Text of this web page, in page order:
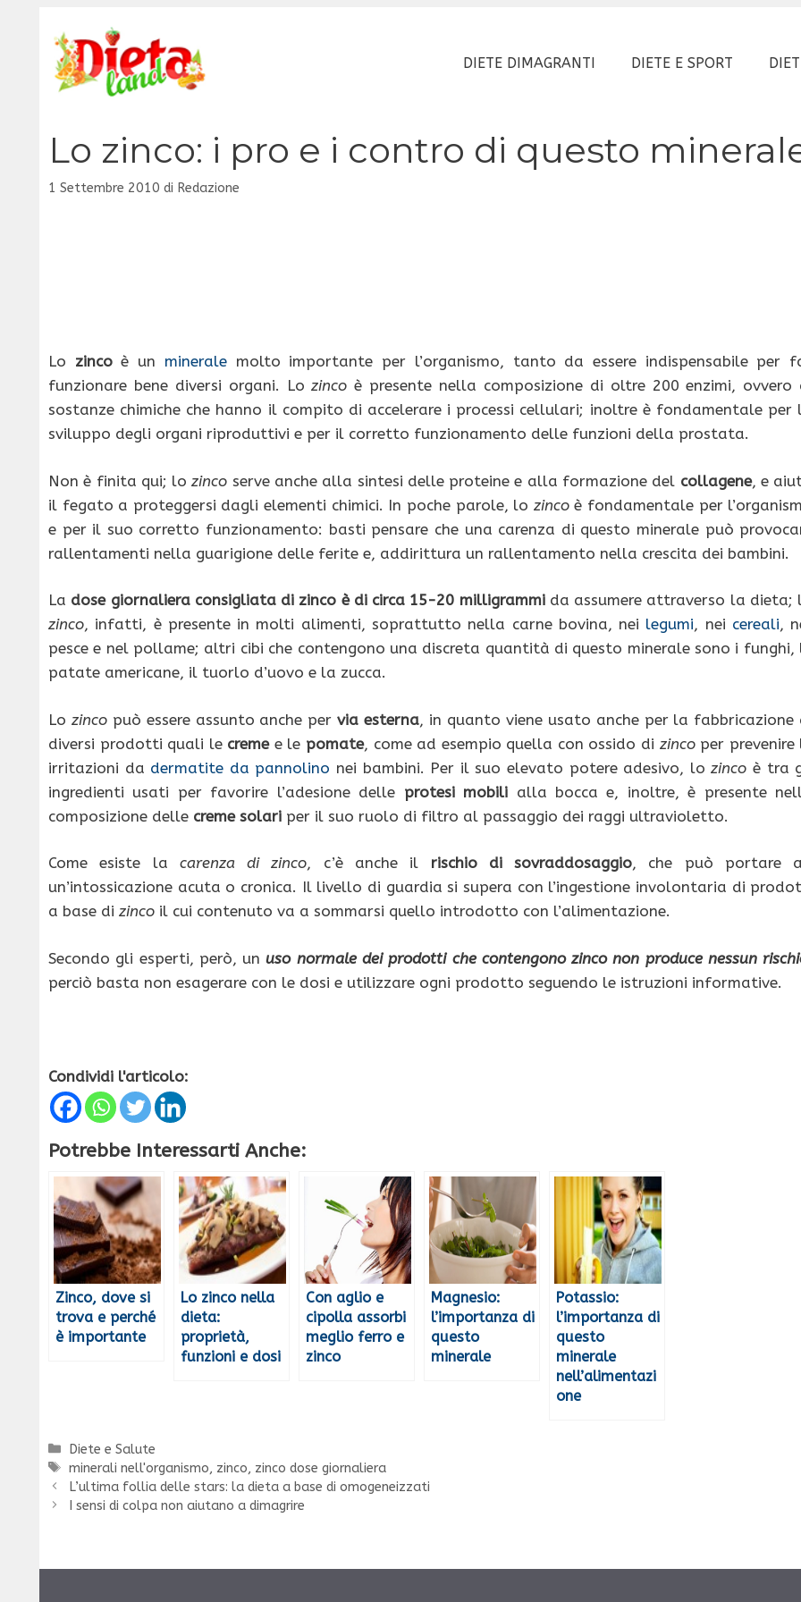
contenuto
DIETE DIMAGRANTI DIETE E SPORT
Lo zinco: i pro e i contro di questo
1 Settembre 2010 di Redazione
Lo zincoè un mineralemolto importante per l’organismo, tanto da essere indispensabile per
funzionare bene diversi organi. Lozinco è presente nella composizione di oltre 200 enzimi, ovvero
sostanze chimiche che hanno il compito di accelerare i processi cellulari; inoltre è fondamentale per
sviluppo degli organi riproduttivi e per il corretto funzionamento delle funzioni della prostata.
Non è finita qui; lozinco serve anche alla sintesi delle proteine e alla formazione del collagene, e
il fegato a proteggersi dagli elementi chimici. In poche parole, lo zincoè fondamentale per
e per il suo corretto funzionamento: basti pensare che una carenza di questo minerale può
rallentamenti nella guarigione delle ferite e, addirittura un rallentamento nella crescita dei bambini.
La dose giornaliera consigliata di zinco è di circa 15-20 milligrammida assumere attraverso la dieta;
zinco, infatti, è presente in molti alimenti, soprattutto nella carne bovina, nei legumi, nei cereali,
pesce e nel pollame; altri cibi che contengono una discreta quantità di questo minerale sono i funghi,
patate americane, il tuorlo d’uovo e la zucca.
Lo zincopuò essere assunto anche pervia esterna, in quanto viene usato anche per la fabbricazione
diversi prodotti quali le cremee le pomate, come ad esempio quella con ossido di zincoper prevenire
irritazioni da dermatite da pannolino nei bambini. Per il suo elevato potere adesivo, lozinco è tra
ingredienti usati per favorire l’adesione delle protesi mobili alla bocca e, inoltre, è presente
composizione delle creme solari per il suo ruolo di filtro al passaggio dei raggi ultravioletto.
Come esiste la carenza di zinco, c’è anche il rischio di sovraddosaggio, che può portare
un’intossicazione acuta o cronica. Il livello di guardia si supera con l’ingestione involontaria di
a base di zinco il cui contenuto va a sommarsi quello introdotto con l’alimentazione.
Secondo gli esperti, però, unuso normale dei prodotti che contengono zinco non produce nessun
perciò basta non esagerare con le dosi e utilizzare ogni prodotto seguendo le istruzioni informative.
Condividi l'articolo:
Potrebbe Interessarti Anche:
Zinco, dove si
trova e perché
è importante
Lo zinco nella
dieta:
proprietà,
funzioni e dosi
Con aglio e
cipolla assorbi
meglio ferro e
zinco
Magnesio:
l’importanza di
questo
minerale
Potassio:
l’importanza di
questo
minerale
nell’alimentazi
one
Categorie
Diete e Salute
Tag
minerali nell'organismo, zinco, zinco dose giornaliera
L’ultima follia delle stars: la dieta a base di omogeneizzati
I sensi di colpa non aiutano a dimagrire